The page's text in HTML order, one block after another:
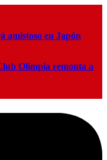
amistoso en Japón
Olimpia remonta a